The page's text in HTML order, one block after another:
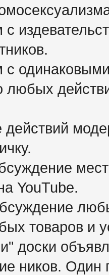
с
с
любых
YouTube.
товаров и
доски
ников. Один